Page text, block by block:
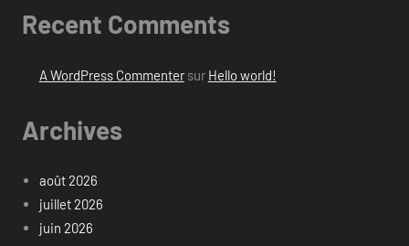
Recent Comments
A WordPress Commentersur Hello world!
Archives
août 2026
juillet 2026
juin 2026